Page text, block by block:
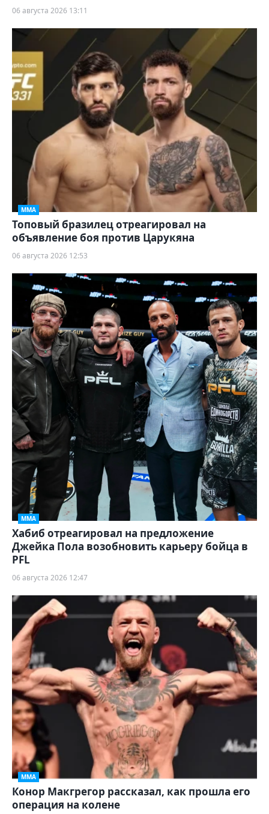
06 августа 2026 13:11
ММА
Топовый бразилец отреагировал на
объявление боя против Царукяна
06 августа 2026 12:53
ММА
Хабиб отреагировал на предложение
Джейка Пола возобновить карьеру бойца в
PFL
06 августа 2026 12:47
ММА
Конор Макгрегор рассказал, как прошла его
операция на колене